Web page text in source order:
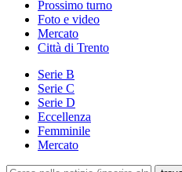
Prossimo turno
Foto e video
Mercato
Città di Trento
Serie B
Serie C
Serie D
Eccellenza
Femminile
Mercato